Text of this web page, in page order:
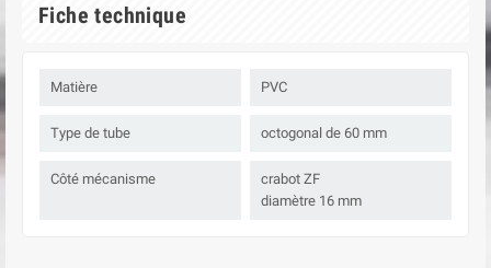
Fiche technique
Matière PVC
Type de tube octogonal de 60 mm
Côté mécanisme
crabot ZF
diamètre 16 mm